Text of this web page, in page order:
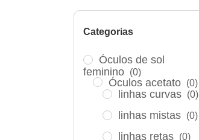
Categorias
Óculos de sol
feminino (0)
Óculos acetato (0)
linhas curvas (0)
⁠linhas mistas (0)
linhas retas (0)